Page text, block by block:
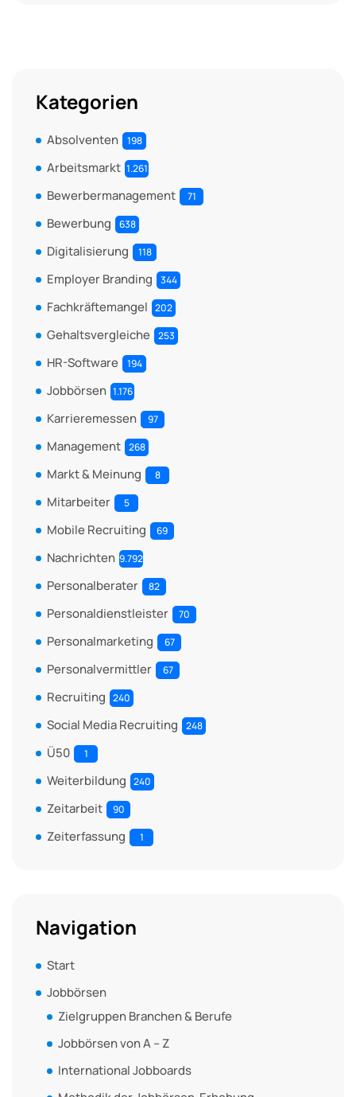
Kategorien
Absolventen 198
Arbeitsmarkt 1.261
Bewerbermanagement 71
Bewerbung 638
Digitalisierung 118
Employer Branding 344
Fachkräftemangel 202
Gehaltsvergleiche 253
HR-Software 194
Jobbörsen 1.176
Karrieremessen 97
Management 268
Markt & Meinung 8
Mitarbeiter 5
Mobile Recruiting 69
Nachrichten 9.792
Personalberater 82
Personaldienstleister 70
Personalmarketing 67
Personalvermittler 67
Recruiting 240
Social Media Recruiting 248
Ü50 1
Weiterbildung 240
Zeitarbeit 90
Zeiterfassung 1
Navigation
Start
Jobbörsen
Zielgruppen Branchen & Berufe
Jobbörsen von A – Z
International Jobboards